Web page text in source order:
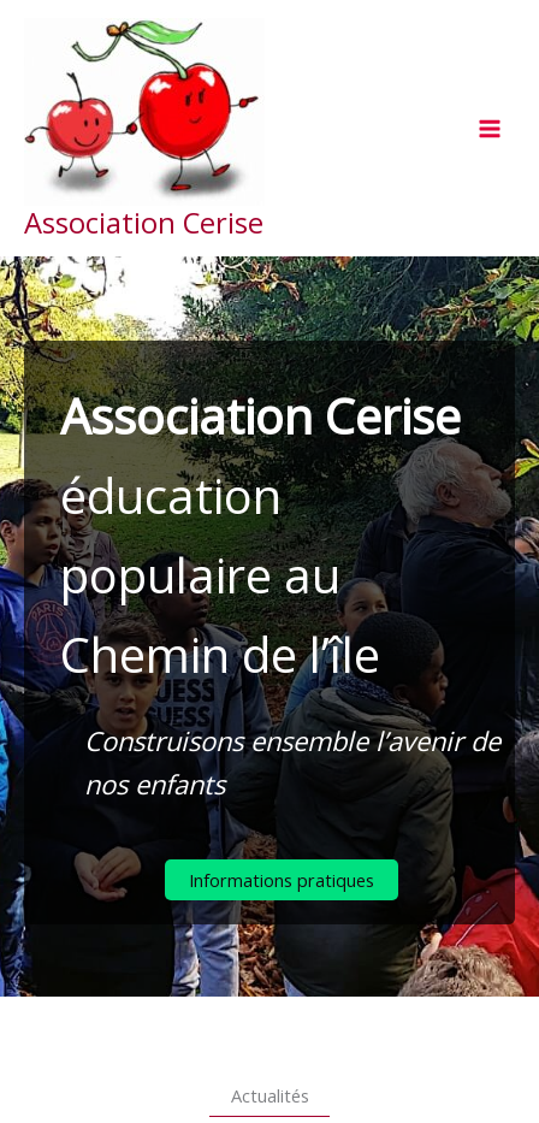
Association Cerise
Association Cerise
éducation
populaire au
Chemin de l’île
Construisons ensemble l’avenir de
nos enfants
Informations pratiques
Actualités